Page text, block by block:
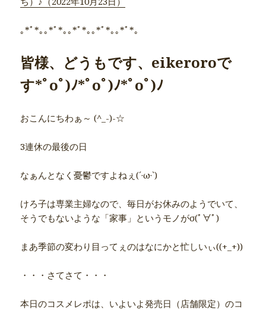
｡*ﾟ*｡｡*ﾟ*｡｡*ﾟ*｡｡*ﾟ*｡｡*ﾟ*｡
皆様、どうもです、eikeroroで
す*ﾟoﾟ)ﾉ*ﾟoﾟ)ﾉ*ﾟoﾟ)ﾉ
おこんにちわぁ～ (^_-)-☆
3連休の最後の日
なぁんとなく憂鬱ですよねぇ(´·ω·`)
けろ子は専業主婦なので、毎日がお休みのようでいて、
そうでもないような「家事」というモノがσ(ﾟ∀ﾟ)
まあ季節の変わり目ってぇのはなにかと忙しいぃ((+_+))
・・・さてさて・・・
本日のコスメレポは、いよいよ発売日（店舗限定）のコ